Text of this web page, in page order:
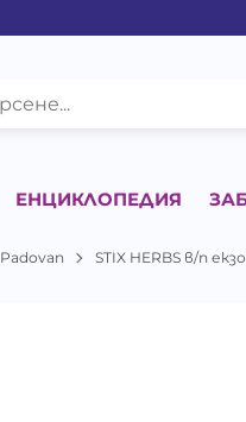
ЕНЦИКЛОПЕДИЯ
Padovan STIX HERBS в/п